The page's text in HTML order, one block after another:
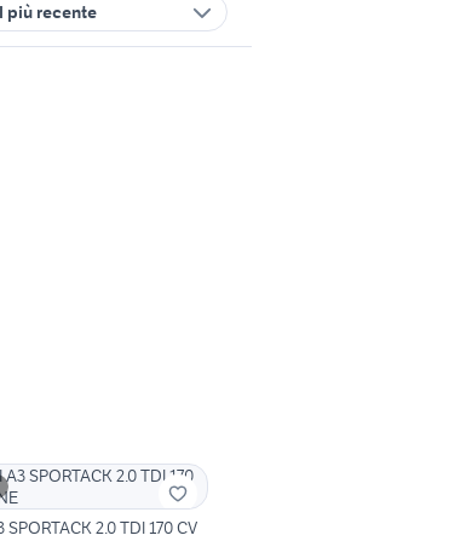
più recente
SPORTACK 2.0 TDI 170 CV